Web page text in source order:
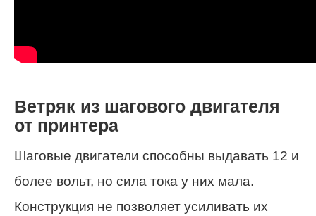
Ветряк из шагового двигателя
от принтера
Шаговые двигатели способны выдавать 12 и
более вольт, но сила тока у них мала.
Конструкция не позволяет усиливать их